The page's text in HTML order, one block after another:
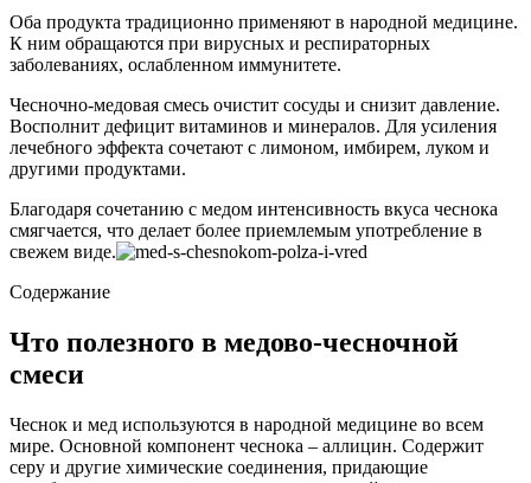
Оба продукта традиционно применяют в народной медицине.
К ним обращаются при вирусных и респираторных
заболеваниях, ослабленном иммунитете.
Чесночно-медовая смесь очистит сосуды и снизит давление.
Восполнит дефицит витаминов и минералов. Для усиления
лечебного эффекта сочетают с лимоном, имбирем, луком и
другими продуктами.
Благодаря сочетанию с медом интенсивность вкуса чеснока
смягчается, что делает более приемлемым употребление в
свежем виде.
Содержание
Что полезного в медово-чесночной
смеси
Чеснок и мед используются в народной медицине во всем
мире. Основной компонент чеснока – аллицин. Содержит
серу и другие химические соединения, придающие